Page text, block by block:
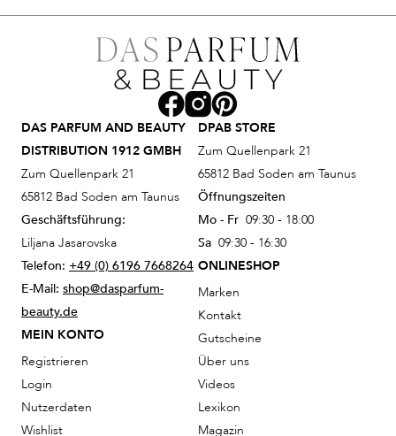
DAS PARFUM AND BEAUTY
DISTRIBUTION 1912 GMBH
Zum Quellenpark 21
65812 Bad Soden am Taunus
Geschäftsführung:
Liljana Jasarovska
Telefon: +49 (0) 6196 7668264
E-Mail: shop@dasparfum-
beauty.de
MEIN KONTO
Registrieren
Login
Nutzerdaten
Wishlist
DPAB STORE
Zum Quellenpark 21
65812 Bad Soden am Taunus
Öffnungszeiten
Mo - Fr 09:30 - 18:00
Sa 09:30 - 16:30
ONLINESHOP
Marken
Kontakt
Gutscheine
Über uns
Videos
Lexikon
Magazin